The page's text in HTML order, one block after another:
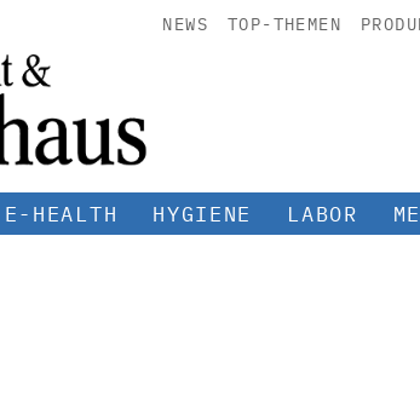
NEWS TOP-THEMEN
E-HEALTH HYGIENE LABOR